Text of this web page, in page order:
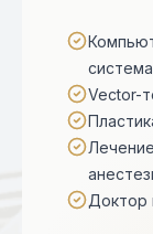
Vector-
Доктор